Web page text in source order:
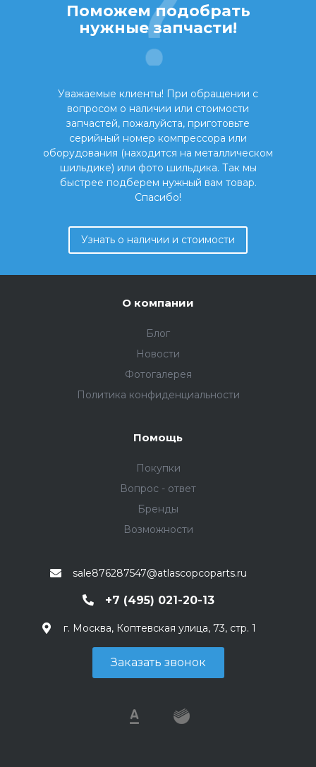
Поможем подобрать
нужные запчасти!
Уважаемые клиенты! При обращении с
вопросом о наличии или стоимости
запчастей, пожалуйста, приготовьте
серийный номер компрессора или
оборудования (находится на металлическом
шильдике) или фото шильдика. Так мы
быстрее подберем нужный вам товар.
Спасибо!
Узнать о наличии и стоимости
О компании
Блог
Новости
Фотогалерея
Политика конфиденциальности
Помощь
Покупки
Вопрос - ответ
Бренды
Возможности
sale876287547@atlascopcoparts.ru
+7 (495) 021-20-13
г. Москва, Коптевская улица, 73, стр. 1
Заказать звонок